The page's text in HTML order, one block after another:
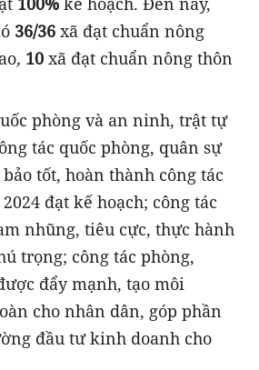
36/36 xã đạt chuẩn nông
, 10 xã đạt chuẩn nông thôn
phòng và an ninh, trật tự
tác quốc phòng, quân sự
tốt, hoàn thành công tác
đạt kế hoạch; công tác
nhũng, tiêu cực, thực hành
trọng; công tác phòng,
đẩy mạnh, tạo môi
cho nhân dân, góp phần
đầu tư kinh doanh cho